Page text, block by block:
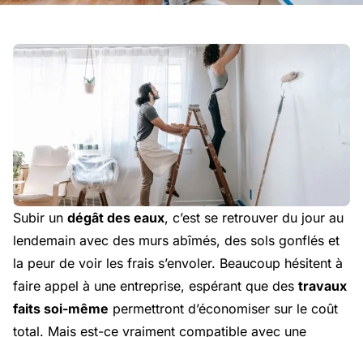
Subir un dégât des eaux, c’est se retrouver du jour au
lendemain avec des murs abîmés, des sols gonflés et
la peur de voir les frais s’envoler. Beaucoup hésitent à
faire appel à une entreprise, espérant que des travaux
faits soi-même permettront d’économiser sur le coût
total. Mais est-ce vraiment compatible avec une